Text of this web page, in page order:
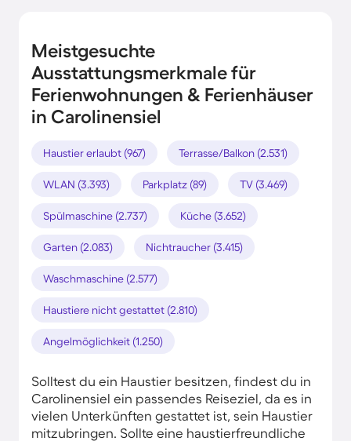
Meistgesuchte
Ausstattungsmerkmale für
Ferienwohnungen & Ferienhäuser
in Carolinensiel
Haustier erlaubt (967) Terrasse/Balkon (2.531)
WLAN (3.393) Parkplatz (89) TV (3.469)
Spülmaschine (2.737) Küche (3.652)
Garten (2.083) Nichtraucher (3.415)
Waschmaschine (2.577)
Haustiere nicht gestattet (2.810)
Angelmöglichkeit (1.250)
Solltest du ein Haustier besitzen, findest du in
Carolinensiel ein passendes Reiseziel, da es in
vielen Unterkünften gestattet ist, sein Haustier
mitzubringen. Sollte eine haustierfreundliche